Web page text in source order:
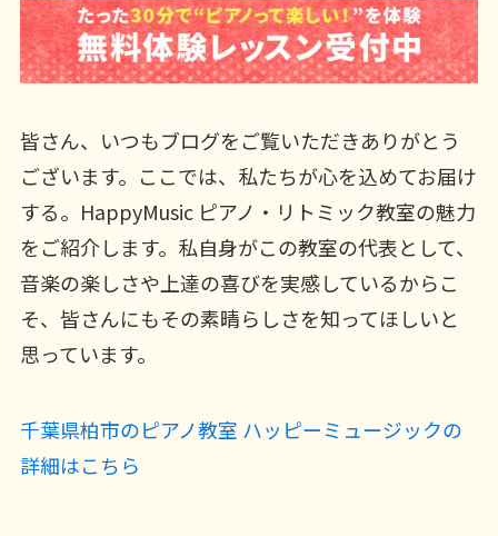
皆さん、いつもブログをご覧いただきありがとう
ございます。ここでは、私たちが心を込めてお届け
する。HappyMusic ピアノ・リトミック教室の魅力
をご紹介します。私自身がこの教室の代表として、
音楽の楽しさや上達の喜びを実感しているからこ
そ、皆さんにもその素晴らしさを知ってほしいと
思っています。
千葉県柏市のピアノ教室 ハッピーミュージックの
詳細はこちら